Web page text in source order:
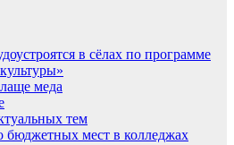
в сёлах по программе
меда
тем
бюджетных мест в колледжах